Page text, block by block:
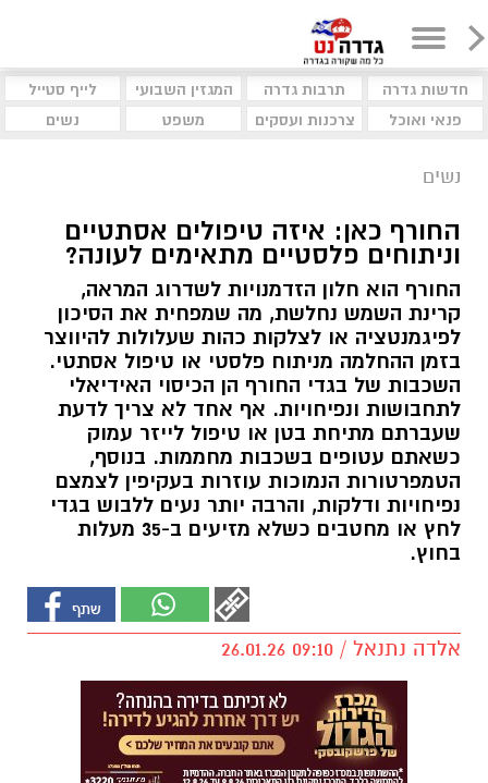
חדשות גדרה תרבות גדרה המגזין השבועי
לייף סטייל
פנאי ואוכל
צרכנות ועסקים משפט נשים
נשים
החורף כאן: איזה טיפולים אסתטיים
וניתוחים פלסטיים מתאימים לעונה?
החורף הוא חלון הזדמנויות לשדרוג המראה,
קרינת השמש נחלשת, מה שמפחית את הסיכון
לפיגמנטציה או לצלקות כהות שעלולות להיווצר
בזמן ההחלמה מניתוח פלסטי או טיפול אסתטי.
השכבות של בגדי החורף הן הכיסוי האידיאלי
לתחבושות ונפיחויות. אף אחד לא צריך לדעת
שעברתם מתיחת בטן או טיפול לייזר עמוק
כשאתם עטופים בשכבות מחממות. בנוסף,
הטמפרטורות הנמוכות עוזרות בעקיפין לצמצם
נפיחויות ודלקות, והרבה יותר נעים ללבוש בגדי
לחץ או מחטבים כשלא מזיעים ב-35 מעלות
בחוץ.
אלדה נתנאל / 09:10 26.01.26